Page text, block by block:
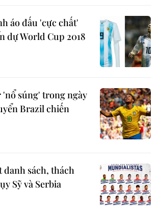
áo đấu 'cực chất'
dự World Cup 2018
'nổ súng' trong ngày
Brazil chiến
danh sách, thách
Sỹ và Serbia